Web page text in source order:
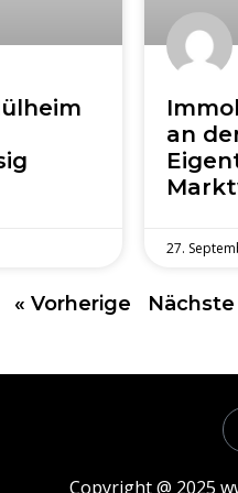
an
27.
« Vorherige Nächste
Copyright @ 2025